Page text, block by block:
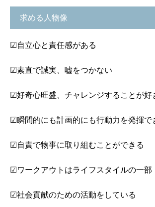
求める人物像
☑自立心と責任感がある
☑素直で誠実、嘘をつかない
☑好奇心旺盛、チャレンジすることが好
☑瞬間的にも計画的にも行動力を発揮で
☑自責で物事に取り組むことができる
☑ワークアウトはライフスタイルの一部
☑社会貢献のための活動をしている